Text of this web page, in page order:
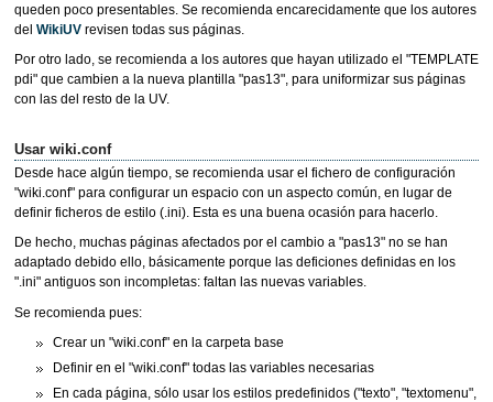
queden poco presentables. Se recomienda encarecidamente que los autores
del WikiUVrevisen todas sus páginas.
Por otro lado, se recomienda a los autores que hayan utilizado el "TEMPLATE
pdi" que cambien a la nueva plantilla "pas13", para uniformizar sus páginas
con las del resto de la UV.
Usar wiki.conf
Desde hace algún tiempo, se recomienda usar el fichero de configuración
"wiki.conf" para configurar un espacio con un aspecto común, en lugar de
definir ficheros de estilo (.ini). Esta es una buena ocasión para hacerlo.
De hecho, muchas páginas afectados por el cambio a "pas13" no se han
adaptado debido ello, básicamente porque las deficiones definidas en los
".ini" antiguos son incompletas: faltan las nuevas variables.
Se recomienda pues:
Crear un "wiki.conf" en la carpeta base
Definir en el "wiki.conf" todas las variables necesarias
En cada página, sólo usar los estilos predefinidos ("texto", "textomenu",